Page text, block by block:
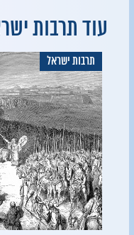
עוד תרבות
תרבות ישראל